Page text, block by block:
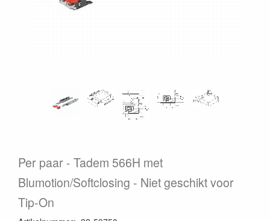
Per paar
Tadem 566H met
Blumotion/Softclosing - Niet geschikt voor
Tip-On